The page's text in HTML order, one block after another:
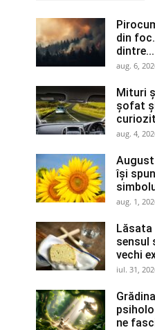
din
dintre...
aug. 6,
Mituri
șofat
aug. 4,
August
își
aug. 1,
Lăsata
sensul
vechi
iul. 31,
ne